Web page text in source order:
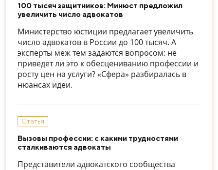
100 тысяч защитников: Минюст предложил
увеличить число адвокатов
Министерство юстиции предлагает увеличить
число адвокатов в России до 100 тысяч. А
эксперты меж тем задаются вопросом: не
приведет ли это к обесцениванию профессии и
росту цен на услуги? «Сфера» разбиралась в
нюансах идеи.
Статья
Вызовы профессии: с какими трудностями
сталкиваются адвокаты
Представители адвокатского сообщества